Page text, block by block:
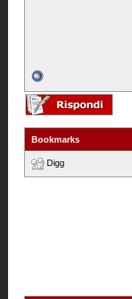
Bookmarks
Digg